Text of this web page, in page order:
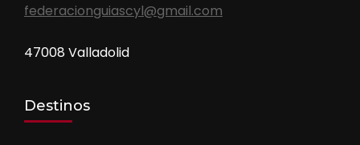
federacionguiascyl@gmail.com
47008 Valladolid
Destinos